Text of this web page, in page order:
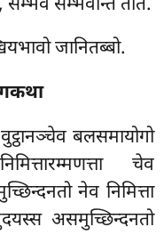
जानितब्बो.
बलसमायोगो
चेव
नेव निमित्ता
असमुच्छिन्दनतो